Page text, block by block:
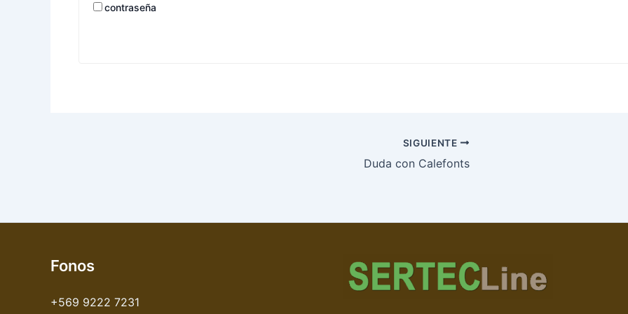
contraseña
SIGUIENTE
Duda con Calefonts
Fonos
+569 9222 7231